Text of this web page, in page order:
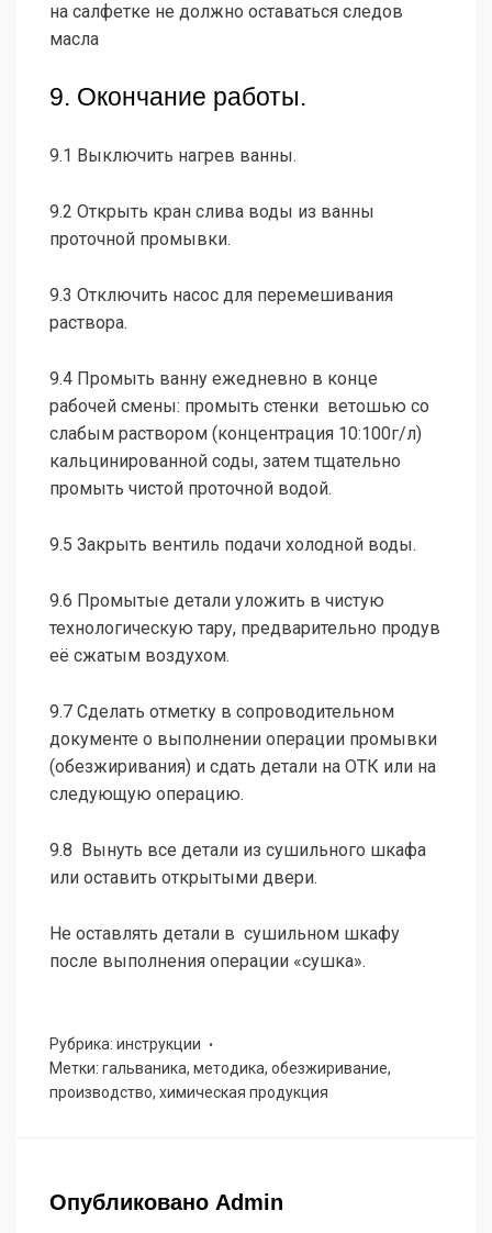
на салфетке не должно оставаться следов
масла
9. Окончание работы.
9.1 Выключить нагрев ванны.
9.2 Открыть кран слива воды из ванны
проточной промывки.
9.3 Отключить насос для перемешивания
раствора.
9.4 Промыть ванну ежедневно в конце
рабочей смены: промыть стенки ветошью со
слабым раствором (концентрация 10:100г/л)
кальцинированной соды, затем тщательно
промыть чистой проточной водой.
9.5 Закрыть вентиль подачи холодной воды.
9.6 Промытые детали уложить в чистую
технологическую тару, предварительно продув
её сжатым воздухом.
9.7 Сделать отметку в сопроводительном
документе о выполнении операции промывки
(обезжиривания) и сдать детали на ОТК или на
следующую операцию.
9.8 Вынуть все детали из сушильного шкафа
или оставить открытыми двери.
Не оставлять детали в сушильном шкафу
после выполнения операции «сушка».
Рубрика: инструкции
Метки: гальваника, методика, обезжиривание,
производство, химическая продукция
Опубликовано Admin